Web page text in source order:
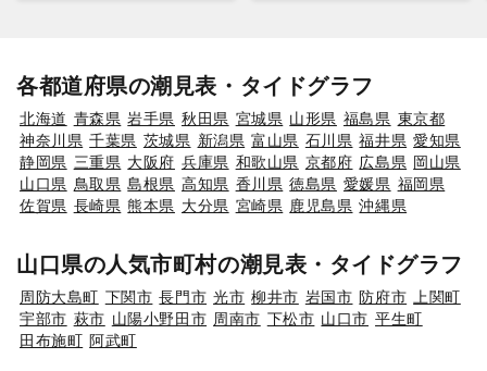
各都道府県の潮見表・タイドグラフ
北海道 青森県 岩手県 秋田県 宮城県 山形県 福島県 東京都
神奈川県 千葉県 茨城県 新潟県 富山県 石川県 福井県 愛知県
静岡県 三重県 大阪府 兵庫県 和歌山県 京都府 広島県 岡山県
山口県 鳥取県 島根県 高知県 香川県 徳島県 愛媛県 福岡県
佐賀県 長崎県 熊本県 大分県 宮崎県 鹿児島県 沖縄県
山口県の人気市町村の潮見表・タイドグラフ
周防大島町 下関市 長門市 光市 柳井市 岩国市 防府市
上関町
宇部市 萩市 山陽小野田市 周南市 下松市 山口市 平生町
田布施町 阿武町